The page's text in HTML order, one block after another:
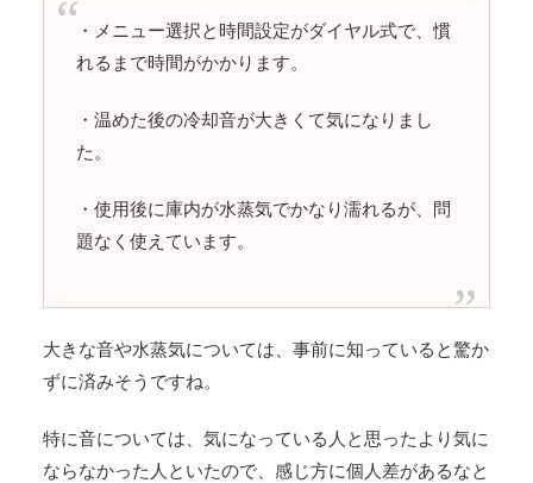
・メニュー選択と時間設定がダイヤル式で、慣
れるまで時間がかかります。
・温めた後の冷却音が大きくて気になりまし
た。
・使用後に庫内が水蒸気でかなり濡れるが、問
題なく使えています。
大きな音や水蒸気については、事前に知っていると驚か
ずに済みそうですね。
特に音については、気になっている人と思ったより気に
ならなかった人といたので、感じ方に個人差があるなと